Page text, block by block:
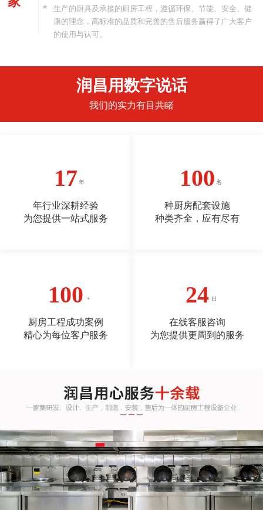
生产的厨具及承接的厨房工程，遵循环保、节能、安全、健
康的理念，高标准的品质和完善的售后服务赢得了广大客户
的使用与认可。
润昌用数字说话
我们的实力有目共睹
17
年行业深耕经验
为您提供一站式服务
100
种厨房配套设施
种类齐全，应有尽有
100
厨房工程成功案例
精心为每位客户服务
24
在线客服咨询
为您提供更周到的服务